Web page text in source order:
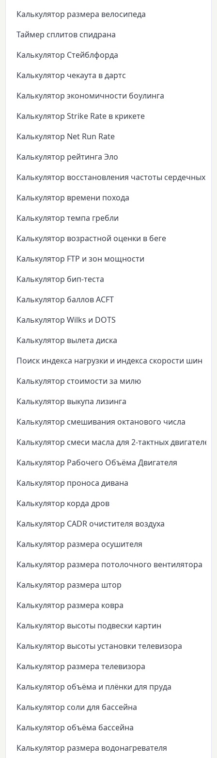
Калькулятор размера велосипеда
Таймер сплитов спидрана
Калькулятор Стейблфорда
Калькулятор чекаута в дартс
Калькулятор экономичности боулинга
Калькулятор Strike Rate в крикете
Калькулятор Net Run Rate
Калькулятор рейтинга Эло
Калькулятор восстановления частоты сердечных
Калькулятор времени похода
Калькулятор темпа гребли
Калькулятор возрастной оценки в беге
Калькулятор FTP и зон мощности
Калькулятор бип-теста
Калькулятор баллов ACFT
Калькулятор Wilks и DOTS
Калькулятор вылета диска
Поиск индекса нагрузки и индекса скорости шин
Калькулятор стоимости за милю
Калькулятор выкупа лизинга
Калькулятор смешивания октанового числа
Калькулятор смеси масла для 2-тактных двигателей
Калькулятор Рабочего Объёма Двигателя
Калькулятор проноса дивана
Калькулятор корда дров
Калькулятор CADR очистителя воздуха
Калькулятор размера осушителя
Калькулятор размера потолочного вентилятора
Калькулятор размера штор
Калькулятор размера ковра
Калькулятор высоты подвески картин
Калькулятор высоты установки телевизора
Калькулятор размера телевизора
Калькулятор объёма и плёнки для пруда
Калькулятор соли для бассейна
Калькулятор объёма бассейна
Калькулятор размера водонагревателя